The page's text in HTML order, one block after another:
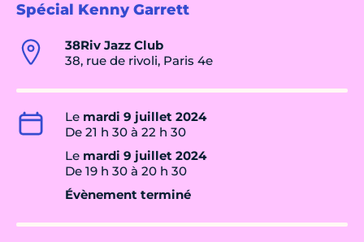
Spécial Kenny Garrett
38Riv Jazz Club
38, rue de rivoli, Paris 4e
Le mardi 9 juillet 2024
De 21 h 30 à 22 h 30
Le mardi 9 juillet 2024
De 19 h 30 à 20 h 30
Évènement terminé